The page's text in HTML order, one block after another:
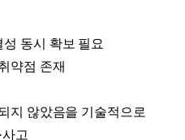
동시 확보 필요
약점 존재
지 않았음을 기술적으로
고